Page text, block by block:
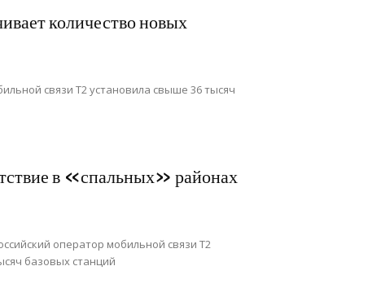
количество новых
связи T2 установила свыше 36 тысяч
в «спальных» районах
оператор мобильной связи T2
базовых станций